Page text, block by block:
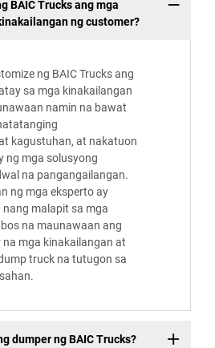
BAIC Trucks ang mga
ng customer?
ng BAIC Trucks ang
sa mga kinakailangan
namin na bawat
kagustuhan, at nakatuon
ng mga solusyong
na pangangailangan.
ng mga eksperto ay
malapit sa mga
na maunawaan ang
mga kinakailangan at
truck na tutugon sa
dumper ng BAIC Trucks?